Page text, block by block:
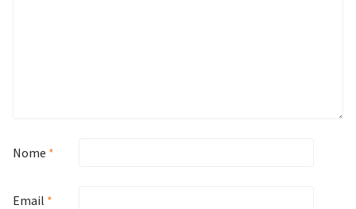
Nome *
Email *